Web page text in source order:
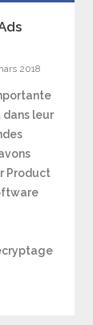
2018
leur
Product